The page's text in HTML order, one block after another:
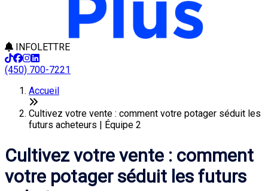
INFOLETTRE
(450) 700-7221
Accueil
Cultivez votre vente : comment votre potager séduit les
futurs acheteurs | Équipe 2
Cultivez votre vente : comment
votre potager séduit les futurs